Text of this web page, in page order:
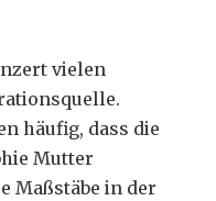
vielen
häufig, dass die
Mutter
Maßstäbe in der